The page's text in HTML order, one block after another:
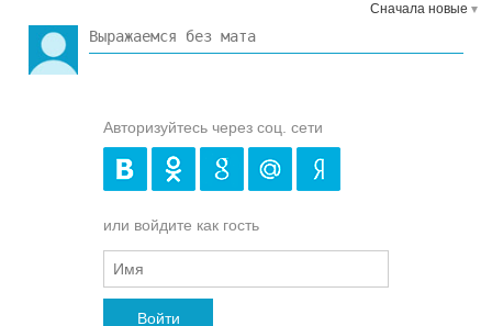
Сначала новые
Авторизуйтесь через соц. сети
или войдите как гость
Войти